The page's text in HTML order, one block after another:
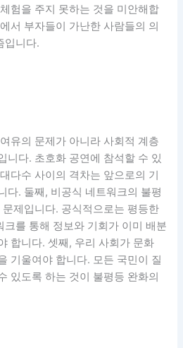
험을 주지 못하는 것을 미안해합
서 부자들이 가난한 사람들의 의
입니다.
유의 문제가 아니라 사회적 계층
니다. 초호화 공연에 참석할 수 있
다수 사이의 격차는 앞으로의 기
다. 둘째, 비공식 네트워크의 불평
제입니다. 공식적으로는 평등한
크를 통해 정보와 기회가 이미 배분
합니다. 셋째, 우리 사회가 문화
기울여야 합니다. 모든 국민이 질
있도록 하는 것이 불평등 완화의